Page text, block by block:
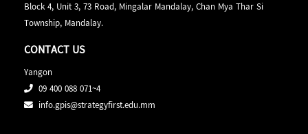
ထူးချွန်ကျောင်းသား၊ ကျောင်းသူများအကြောင်းလေ့လာရန်
https://shorturl.at/AW589
campus) အတန်းကို ဇူလိုင်လ (၂၄) ရက်နေ့တွင် မန္တလာ
မန္တလေး၌ ဖွင့်လှစ်မည်ဖြစ်သည်။ အောက်ပါ link တွင်
အသေးစိတ်လေ့လာနိုင်ပါသည်။
NCC Education ဆိုတာဘာလဲ
NCC Education ဆိုတာကတော့ UK အခြေစိုက် ပညာရေး
အဖွဲ့အစည်းတစ်ခုဖြစ်ပြီး နိုင်ငံတကာအသိအမှန်ပြု
computing ၊ IT ၊ Business and Management နဲ့ English
Block 4, Unit 3, 73 Road, Mingalar Mandalay, Chan Mya Thar Si
Township, Mandalay.
CONTACT US
Yangon
09 400 088 071~4
info.gpis@strategyfirst.edu.mm